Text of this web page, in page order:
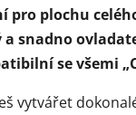
pro plochu
a snadno
se všemi
vytvářet